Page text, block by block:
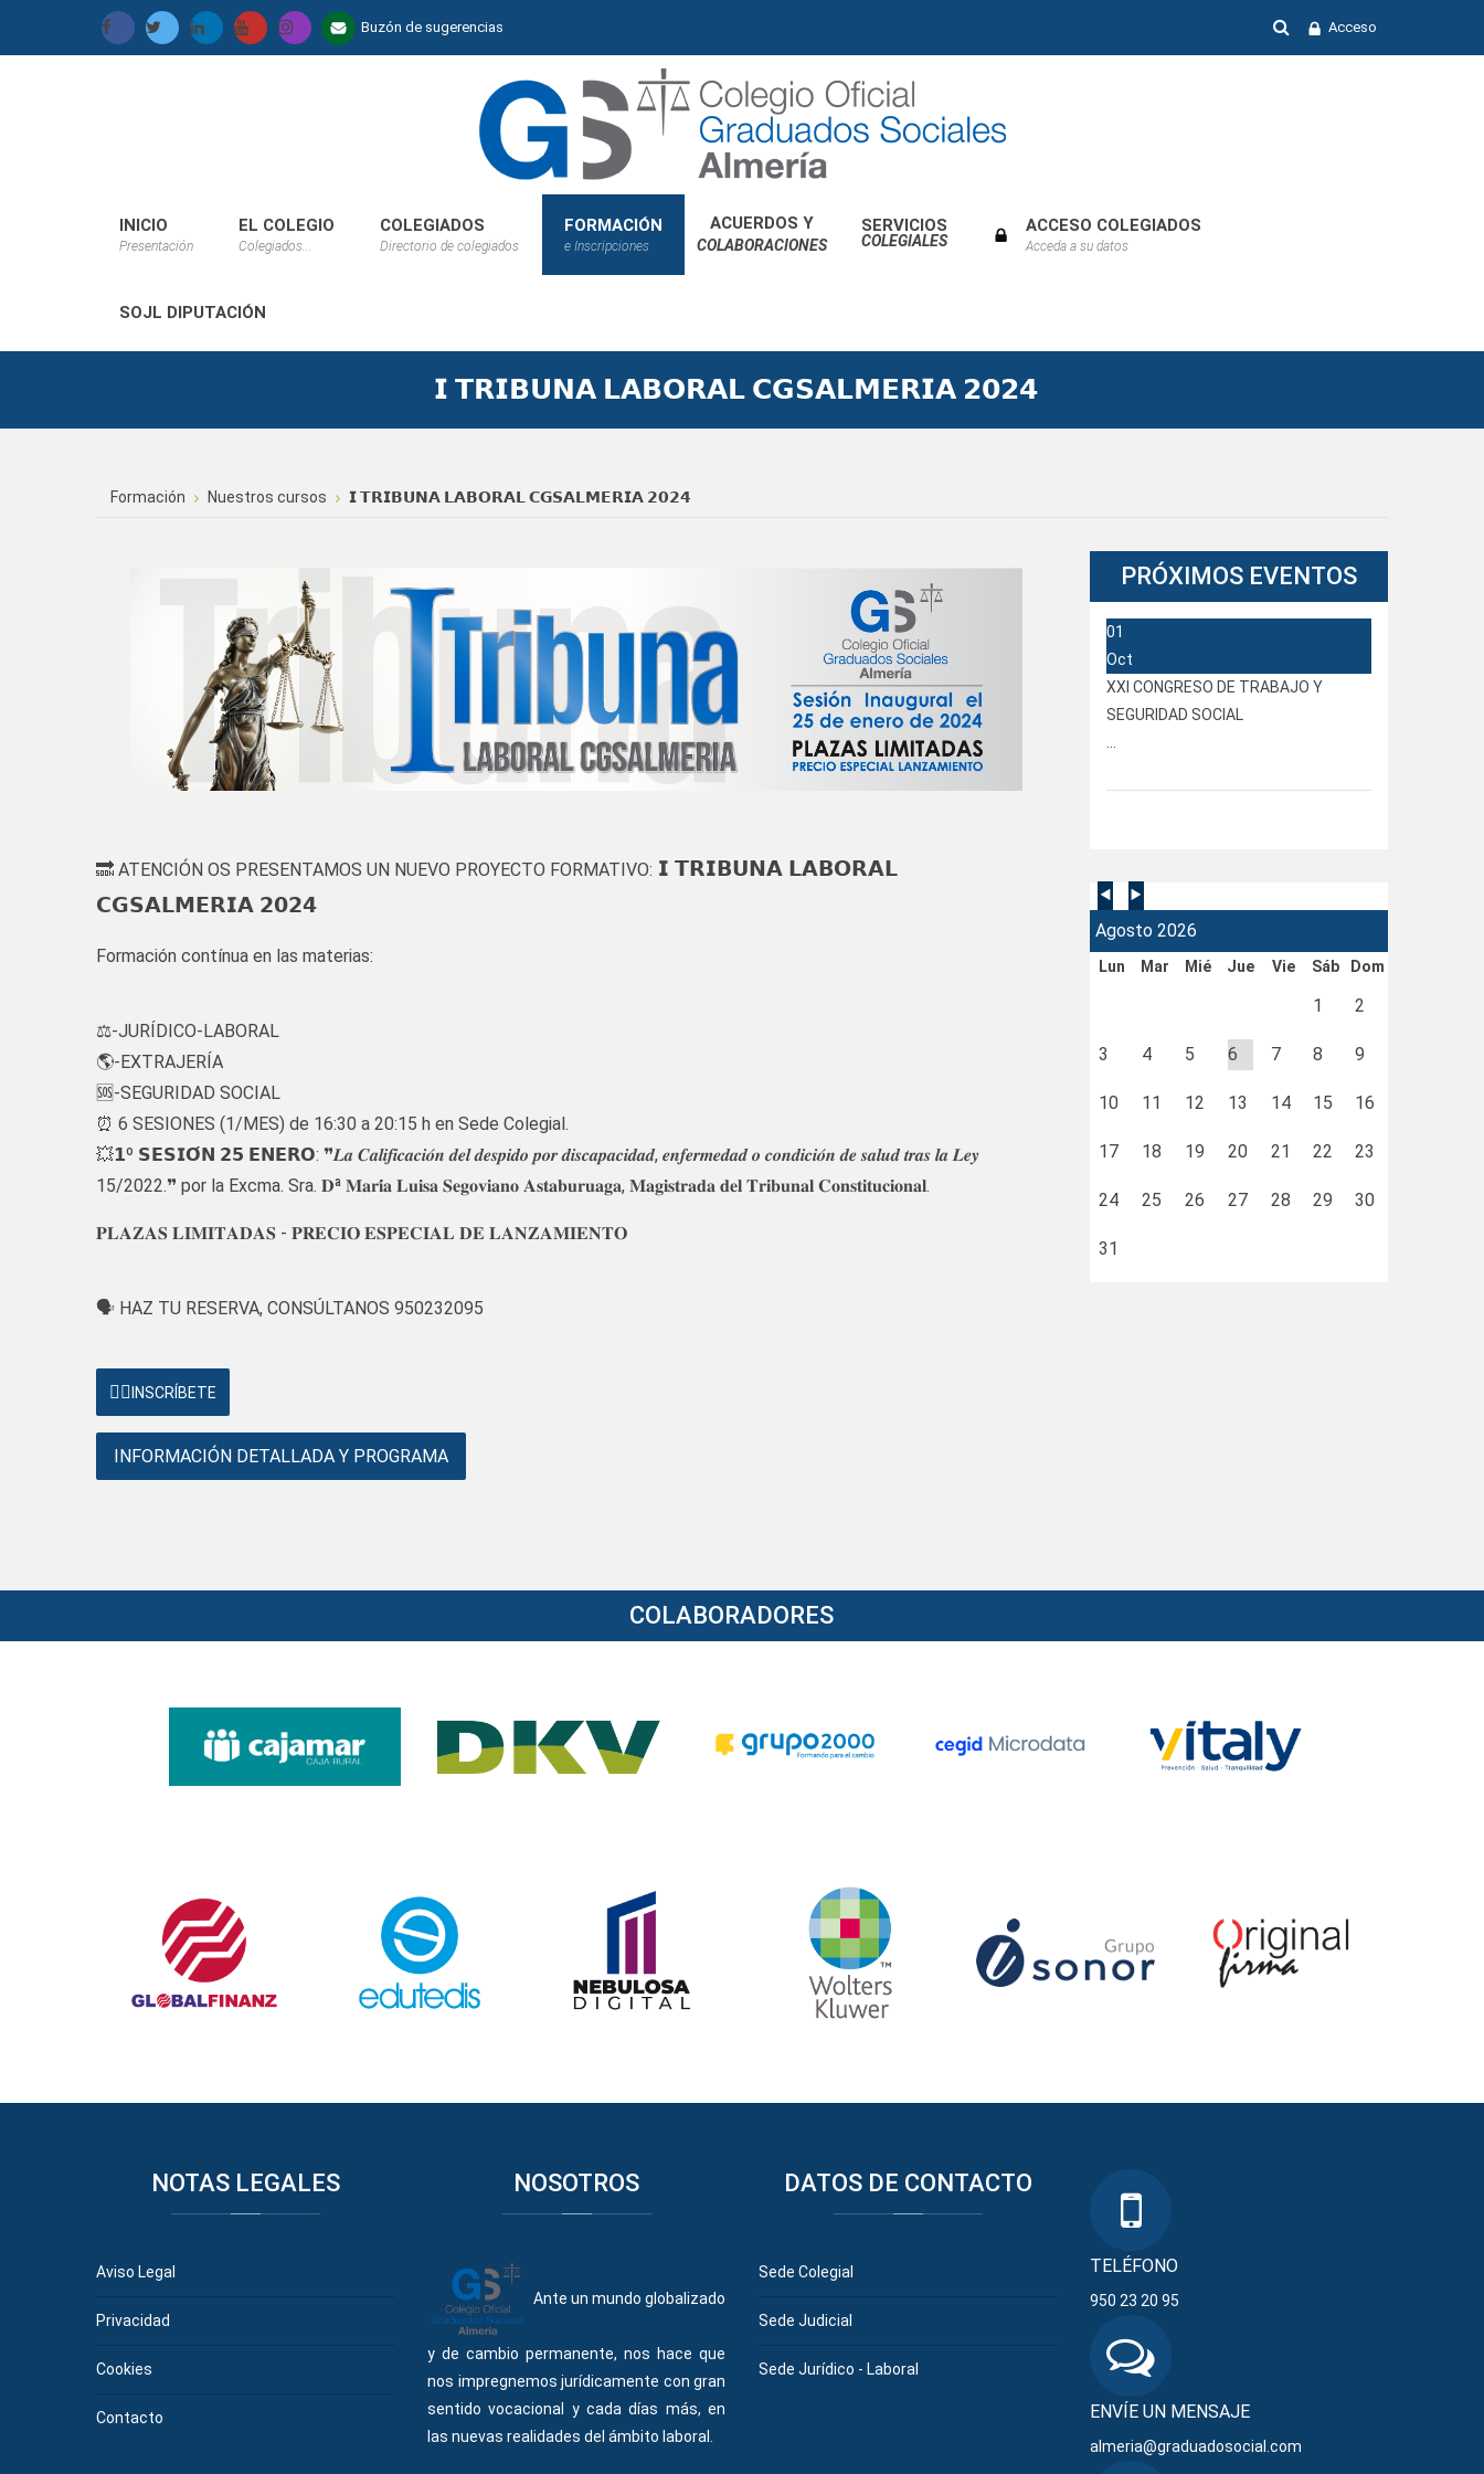
Buzón de sugerencias Acceso
INICIO
Presentación
EL COLEGIO
Colegiados...
COLEGIADOS
Directorio de colegiados
FORMACIÓN
e Inscripciones
ACUERDOS Y
COLABORACIONES
SERVICIOS
COLEGIALES
ACCESO COLEGIADOS
Acceda a su datos
SOJL DIPUTACIÓN
Formación Nuestros cursos 𝗜 𝗧𝗥𝗜𝗕𝗨𝗡𝗔 𝗟𝗔𝗕𝗢𝗥𝗔𝗟 𝗖𝗚𝗦𝗔𝗟𝗠𝗘𝗥𝗜𝗔 𝟮𝟬𝟮𝟰
𝗜 𝗧𝗥𝗜𝗕𝗨𝗡𝗔 𝗟𝗔𝗕𝗢𝗥𝗔𝗟 𝗖𝗚𝗦𝗔𝗟𝗠𝗘𝗥𝗜𝗔 𝟮𝟬𝟮𝟰
🔜 ATENCIÓN OS PRESENTAMOS UN NUEVO PROYECTO FORMATIVO: 𝗜 𝗧𝗥𝗜𝗕𝗨𝗡𝗔 𝗟𝗔𝗕𝗢𝗥𝗔𝗟
𝗖𝗚𝗦𝗔𝗟𝗠𝗘𝗥𝗜𝗔 𝟮𝟬𝟮𝟰
Formación contínua en las materias:
⚖️-JURÍDICO-LABORAL
🌎-EXTRAJERÍA
🆘-SEGURIDAD SOCIAL
⏰ 6 SESIONES (1/MES) de 16:30 a 20:15 h en Sede Colegial.
💥𝟭º 𝗦𝗘𝗦𝗜𝗢́𝗡 𝟮𝟱 𝗘𝗡𝗘𝗥𝗢: ❞𝑳𝒂 𝑪𝒂𝒍𝒊𝒇𝒊𝒄𝒂𝒄𝒊𝒐́𝒏 𝒅𝒆𝒍 𝒅𝒆𝒔𝒑𝒊𝒅𝒐 𝒑𝒐𝒓 𝒅𝒊𝒔𝒄𝒂𝒑𝒂𝒄𝒊𝒅𝒂𝒅, 𝒆𝒏𝒇𝒆𝒓𝒎𝒆𝒅𝒂𝒅 𝒐 𝒄𝒐𝒏𝒅𝒊𝒄𝒊𝒐́𝒏 𝒅𝒆 𝒔𝒂𝒍𝒖𝒅 𝒕𝒓𝒂𝒔 𝒍𝒂 𝑳𝒆𝒚
15/2022.❞ por la Excma. Sra. 𝐃ª 𝐌𝐚𝐫𝐢́𝐚 𝐋𝐮𝐢𝐬𝐚 𝐒𝐞𝐠𝐨𝐯𝐢𝐚𝐧𝐨 𝐀𝐬𝐭𝐚𝐛𝐮𝐫𝐮𝐚𝐠𝐚, 𝐌𝐚𝐠𝐢𝐬𝐭𝐫𝐚𝐝𝐚 𝐝𝐞𝐥 𝐓𝐫𝐢𝐛𝐮𝐧𝐚𝐥 𝐂𝐨𝐧𝐬𝐭𝐢𝐭𝐮𝐜𝐢𝐨𝐧𝐚𝐥.
𝐏𝐋𝐀𝐙𝐀𝐒 𝐋𝐈𝐌𝐈𝐓𝐀𝐃𝐀𝐒 - 𝐏𝐑𝐄𝐂𝐈𝐎 𝐄𝐒𝐏𝐄𝐂𝐈𝐀𝐋 𝐃𝐄 𝐋𝐀𝐍𝐙𝐀𝐌𝐈𝐄𝐍𝐓𝐎
🗣️ HAZ TU RESERVA, CONSÚLTANOS 950232095
👉🏻 INSCRÍBETE
INFORMACIÓN DETALLADA Y PROGRAMA
PRÓXIMOS EVENTOS
01
Oct
XXI CONGRESO DE TRABAJO Y
SEGURIDAD SOCIAL
...
Previous
Next
Agosto 2026
Lun Mar Mié Jue Vie Sáb Dom
1 2
3 4 5 6 7 8 9
10 11 12 13 14 15 16
17 18 19 20 21 22 23
24 25 26 27 28 29 30
31
COLABORADORES
NOTASLEGALES
Aviso Legal
Privacidad
Cookies
Contacto
NOSOTROS
Ante un mundo globalizado
y de cambio permanente, nos hace que
nos impregnemos jurídicamente con gran
sentido vocacional y cada días más, en
las nuevas realidades del ámbito laboral.
DATOSDE CONTACTO
Sede Colegial
Sede Judicial
Sede Jurídico - Laboral
TELÉFONO
950 23 20 95
ENVÍE UN MENSAJE
almeria@graduadosocial.com